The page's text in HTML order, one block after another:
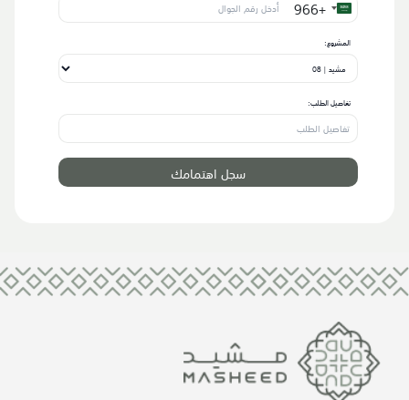
Saudi
+966
المشروع:
تفاصيل الطلب: